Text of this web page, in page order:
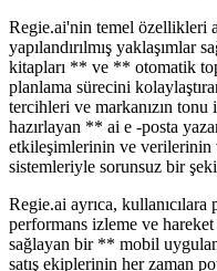
Regie.ai'nin temel özellikleri
yapılandırılmış yaklaşımlar
kitapları ** ve ** otomatik
planlama sürecini
tercihleri ​​ve markanızın
hazırlayan ** ai e -posta
etkileşimlerinin ve
sistemleriyle sorunsuz bir
Regie.ai ayrıca,
performans izleme ve
sağlayan bir ** mobil
satış ekiplerinin her zaman